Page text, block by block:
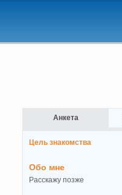
Анкета
Цель знакомства
Обо мне
Расскажу позже